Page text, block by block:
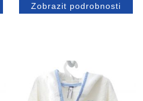
Zobrazit podrobnosti